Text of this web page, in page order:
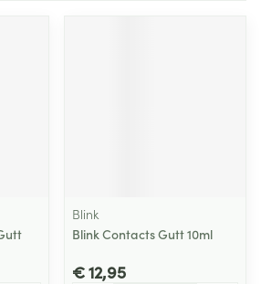
Blink
Blink Contacts Gutt 10ml
€ 12,95